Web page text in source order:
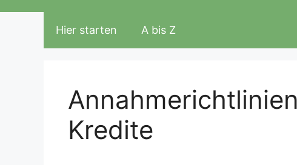
Hier starten A bis Z
Kredite